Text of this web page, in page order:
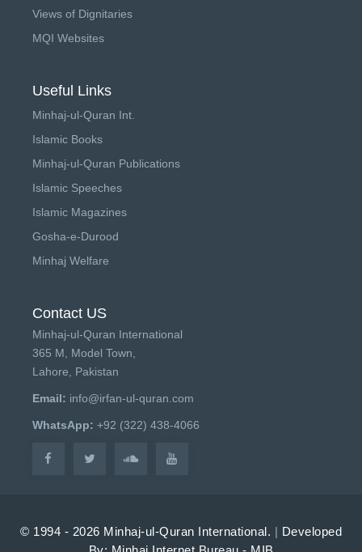
Views of Dignitaries
MQI Websites
Useful Links
Minhaj-ul-Quran Int.
Islamic Books
Minhaj-ul-Quran Publications
Islamic Speeches
Islamic Magazines
Gosha-e-Durood
Minhaj Welfare
Contact US
Minhaj-ul-Quran International
365 M, Model Town,
Lahore, Pakistan
Email: info@irfan-ul-quran.com
WhatsApp: +92 (322) 438-4066
© 1994 - 2026 Minhaj-ul-Quran International. | Developed